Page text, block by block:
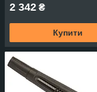
2 342 ₴
Купити